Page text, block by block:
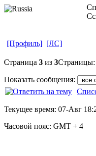
[Профиль] [ЛС]
Страница 3 из 3
Показать сообщения:
Текущее время: 07-Авг
Часовой пояс: GMT + 4